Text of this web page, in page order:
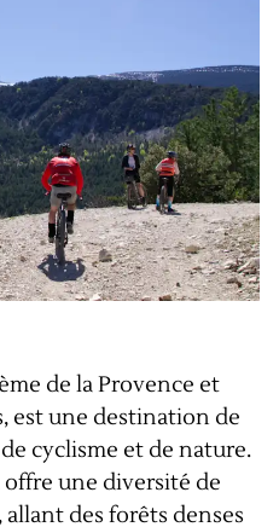
de la Provence et
est une destination de
cyclisme et de nature.
une diversité de
des forêts denses